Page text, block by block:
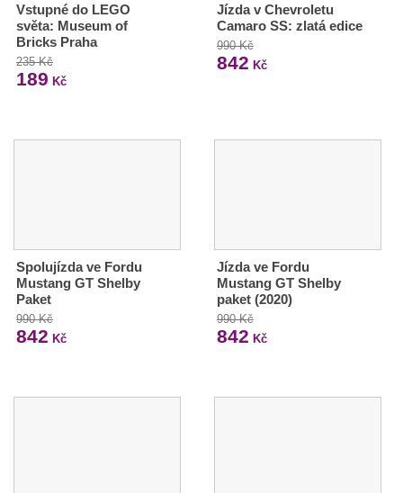
Vstupné do LEGO
světa: Museum of
Bricks Praha
235 Kč
189 Kč
Jízda v Chevroletu
Camaro SS: zlatá edice
990 Kč
842 Kč
Spolujízda ve Fordu
Mustang GT Shelby
Paket
990 Kč
842 Kč
Jízda ve Fordu
Mustang GT Shelby
paket (2020)
990 Kč
842 Kč